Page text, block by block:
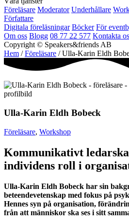
Föreläsare Moderator Underhållare
Författare
Digitala föreläsningar Böcker För
Om oss Blogg 08 77 22 577 Kontakta
Copyright © Speakers&friends AB
Hem /Föreläsare / Ulla-Karin Eldh
Ulla-Karin Eldh Bobeck
Föreläsare, Workshop
Kommunikativt
individens roll i
Ulla-Karin Eldh Bobeck har sin
beteendevetenskap med fokus på
Hennes syn på organisation,
från att människor ska ses i sitt